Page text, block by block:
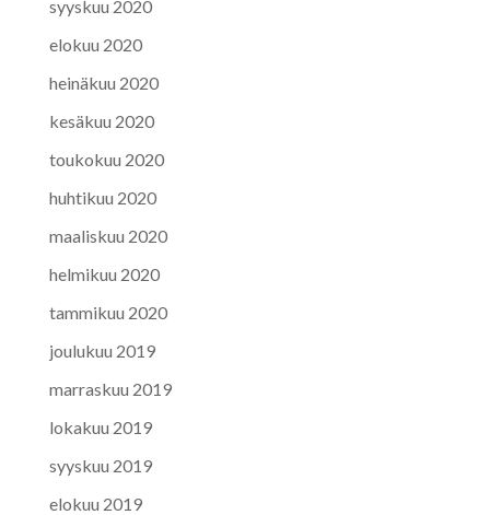
syyskuu 2020
elokuu 2020
heinäkuu 2020
kesäkuu 2020
toukokuu 2020
huhtikuu 2020
maaliskuu 2020
helmikuu 2020
tammikuu 2020
joulukuu 2019
marraskuu 2019
lokakuu 2019
syyskuu 2019
elokuu 2019